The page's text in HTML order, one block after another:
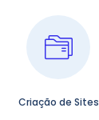
Criação de Sites